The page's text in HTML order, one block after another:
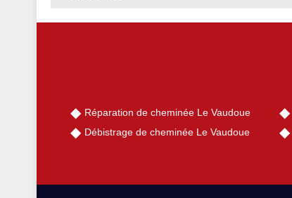
Réparation de cheminée Le Vaudoue
Débistrage de cheminée Le Vaudoue